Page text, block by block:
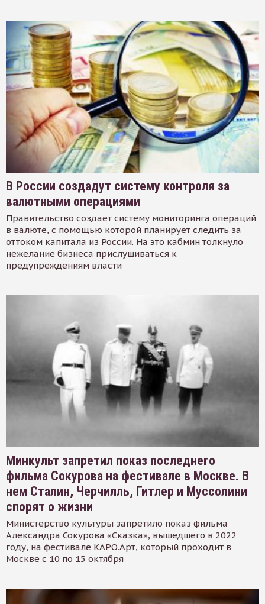
В России создадут систему контроля за
валютными операциями
Правительство создает систему мониторинга операций
в валюте, с помощью которой планирует следить за
оттоком капитала из России. На это кабмин толкнуло
нежелание бизнеса прислушиваться к
предупреждениям власти
Минкульт запретил показ последнего
фильма Сокурова на фестивале в Москве. В
нем Сталин, Черчилль, Гитлер и Муссолини
спорят о жизни
Министерство культуры запретило показ фильма
Александра Сокурова «Сказка», вышедшего в 2022
году, на фестивале КАРО.Арт, который проходит в
Москве с 10 по 15 октября